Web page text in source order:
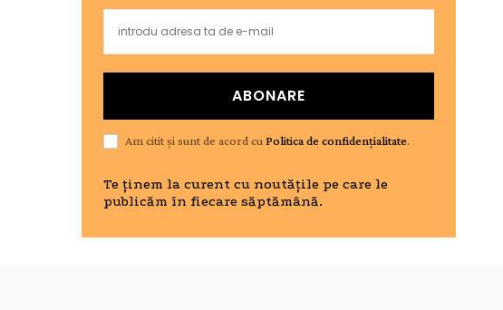
ABONARE
Am citit și sunt de acord cuPolitica de confidențialitate.
Te ținem la curent cu noutățile pe care le
publicăm în fiecare săptămână.